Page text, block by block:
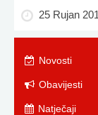
25 Rujan
Novosti
Obavijesti
Natječaji